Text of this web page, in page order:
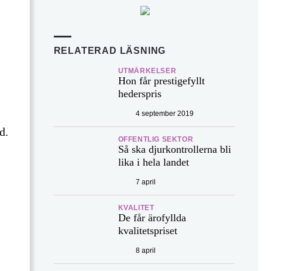
RELATERAD LÄSNING
UTMÄRKELSER
Hon får prestigefyllt
hederspris
4 september 2019
OFFENTLIG SEKTOR
Så ska djurkontrollerna bli
lika i hela landet
7 april
KVALITET
De får ärofyllda
kvalitetspriset
8 april